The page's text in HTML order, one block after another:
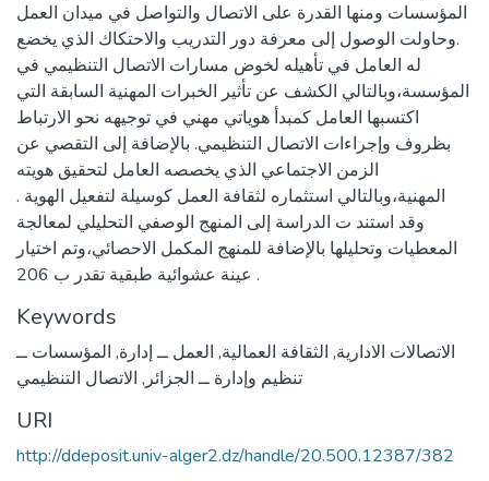
المؤسسات ومنها القدرة على الاتصال والتواصل في ميدان العمل
.وحاولت الوصول إلى معرفة دور التدريب والاحتكاك الذي يخضع
له العامل في تأهيله لخوض مسارات الاتصال التنظيمي في
المؤسسة،وبالتالي الكشف عن تأثير الخبرات المهنية السابقة التي
اكتسبها العامل كمبدأ هوياتي مهني في توجيهه نحو الارتباط
بظروف وإجراءات الاتصال التنظيمي. بالإضافة إلى التقصي عن
الزمن الاجتماعي الذي يخصصه العامل لتحقيق هويته
المهنية،وبالتالي استثماره لثقافة العمل كوسيلة لتفعيل الهوية .
وقد استند ت الدراسة إلى المنهج الوصفي التحليلي لمعالجة
المعطيات وتحليلها بالإضافة للمنهج المكمل الاحصائي،وتم اختيار
عينة عشوائية طبقية تقدر ب 206 .
Keywords
الاتصالات الادارية, الثقافة العمالية, العمل ــ إدارة, المؤسسات ــ
تنظيم وإدارة ــ الجزائر , الاتصال التنظيمي
URI
http://ddeposit.univ-alger2.dz/handle/20.500.12387/382